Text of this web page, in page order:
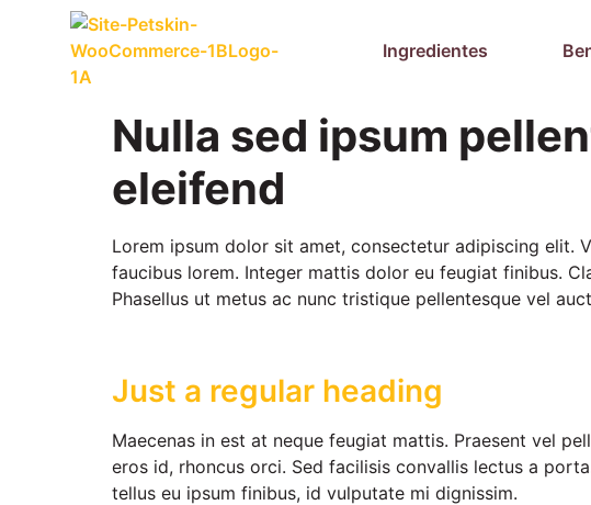
Ingredientes
Nulla sed ipsum
eleifend
Lorem ipsum dolor sit amet, consectetur adipiscing elit.
faucibus lorem. Integer mattis dolor eu feugiat finibus.
Phasellus ut metus ac nunc tristique pellentesque vel
Just a regular heading
Maecenas in est at neque feugiat mattis. Praesent vel
eros id, rhoncus orci. Sed facilisis convallis lectus a
tellus eu ipsum finibus, id vulputate mi dignissim.